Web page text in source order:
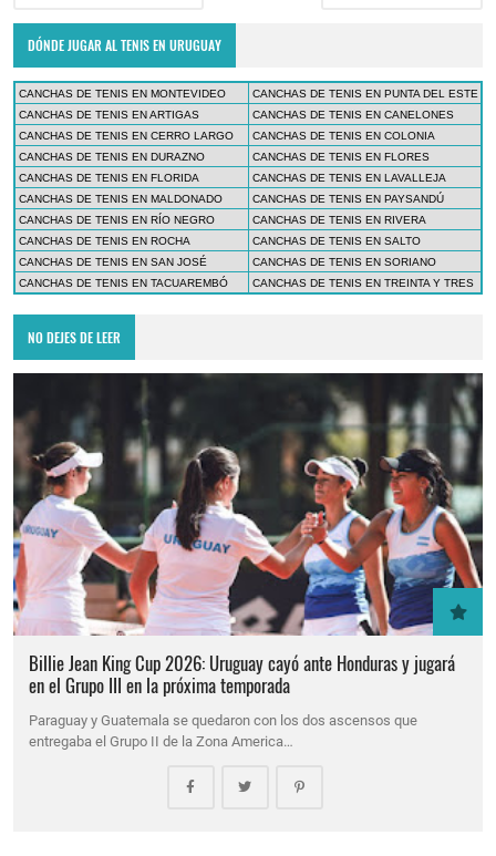
DÓNDE JUGAR AL TENIS EN URUGUAY
CANCHAS DE TENIS EN MONTEVIDEO
CANCHAS DE TENIS EN PUNTA DEL ESTE
CANCHAS DE TENIS EN ARTIGAS
CANCHAS DE TENIS EN CANELONES
CANCHAS DE TENIS EN CERRO LARGO
CANCHAS DE TENIS EN COLONIA
CANCHAS DE TENIS EN DURAZNO
CANCHAS DE TENIS EN FLORES
CANCHAS DE TENIS EN FLORIDA
CANCHAS DE TENIS EN LAVALLEJA
CANCHAS DE TENIS EN MALDONADO
CANCHAS DE TENIS EN PAYSANDÚ
CANCHAS DE TENIS EN RÍO NEGRO
CANCHAS DE TENIS EN RIVERA
CANCHAS DE TENIS EN ROCHA
CANCHAS DE TENIS EN SALTO
CANCHAS DE TENIS EN SAN JOSÉ
CANCHAS DE TENIS EN SORIANO
CANCHAS DE TENIS EN TACUAREMBÓ
CANCHAS DE TENIS EN TREINTA Y TRES
NO DEJES DE LEER
Billie Jean King Cup 2026: Uruguay cayó ante Honduras y jugará
en el Grupo III en la próxima temporada
Paraguay y Guatemala se quedaron con los dos ascensos que
entregaba el Grupo II de la Zona America…